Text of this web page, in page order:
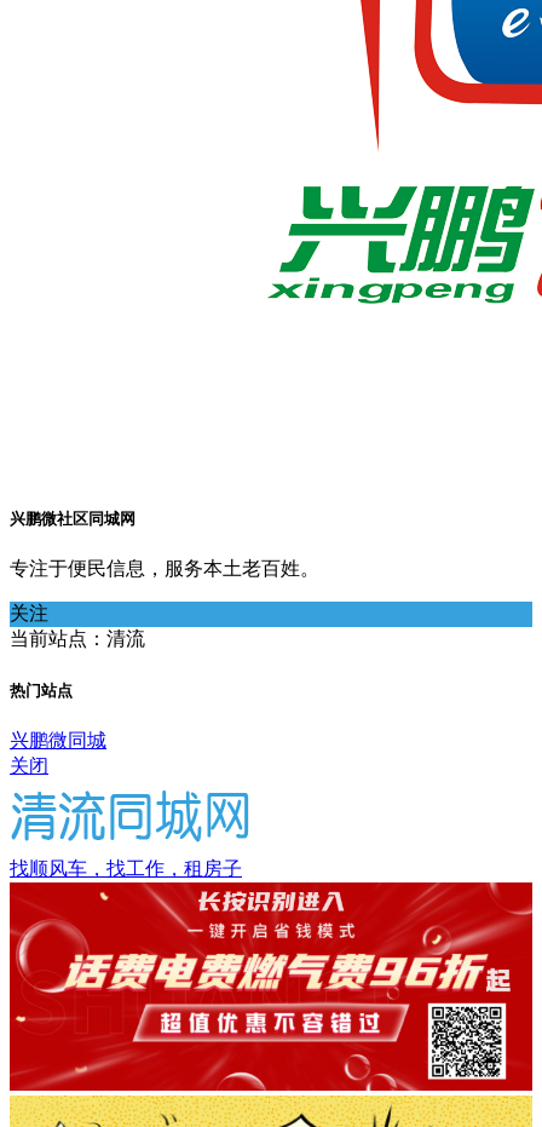
兴鹏微社区同城网
专注于便民信息，服务本土老百姓。
关注
当前站点：清流
热门站点
兴鹏微同城
关闭
找顺风车，找工作，租房子